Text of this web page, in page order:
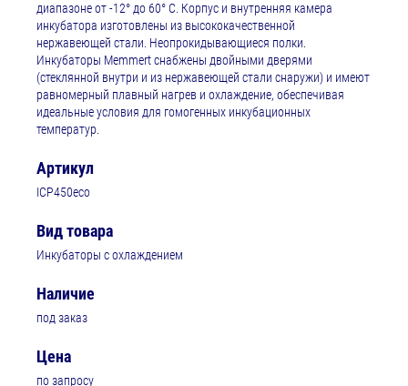
диапазоне от -12° до 60° С. Корпус и внутренняя камера
инкубатора изготовлены из высококачественной
нержавеющей стали. Неопрокидывающиеся полки.
Инкубаторы Memmert снабжены двойными дверями
(стеклянной внутри и из нержавеющей стали снаружи) и имеют
равномерный плавный нагрев и охлаждение, обеспечивая
идеальные условия для гомогенных инкубационных
температур.
Артикул
ICP450eco
Вид товара
Инкубаторы с охлаждением
Наличие
под заказ
Цена
по запросу